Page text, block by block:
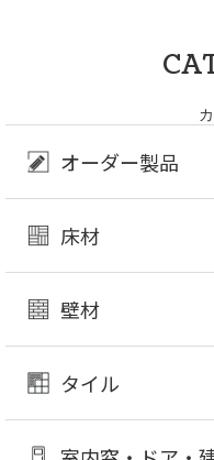
オーダー製品
床材
壁材
タイル